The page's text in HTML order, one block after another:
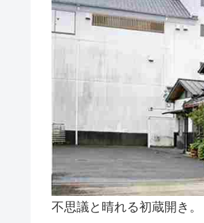
不思議と晴れる初蔵開き。